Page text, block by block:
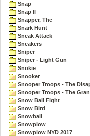
Snap
Snap II
Snapper, The
Snark Hunt
Sneak Attack
Sneakers
Sniper
Sniper - Light Gun
Snokie
Snooker
Snooper Troops - The
Snooper Troops - The
Snow Ball Fight
Snow Bird
Snowball
Snowplow
Snowplow NYD 2017